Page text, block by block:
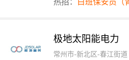
热招： 白班保安员（
极地太阳能电力
常州市-新北区-春江街道